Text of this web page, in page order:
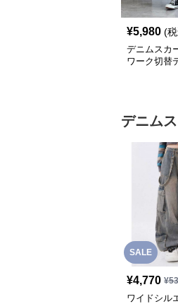
¥5,980 (
デニムスカ
ワーク切替
デニム
SALE
¥4,770 ¥
ワイドシル